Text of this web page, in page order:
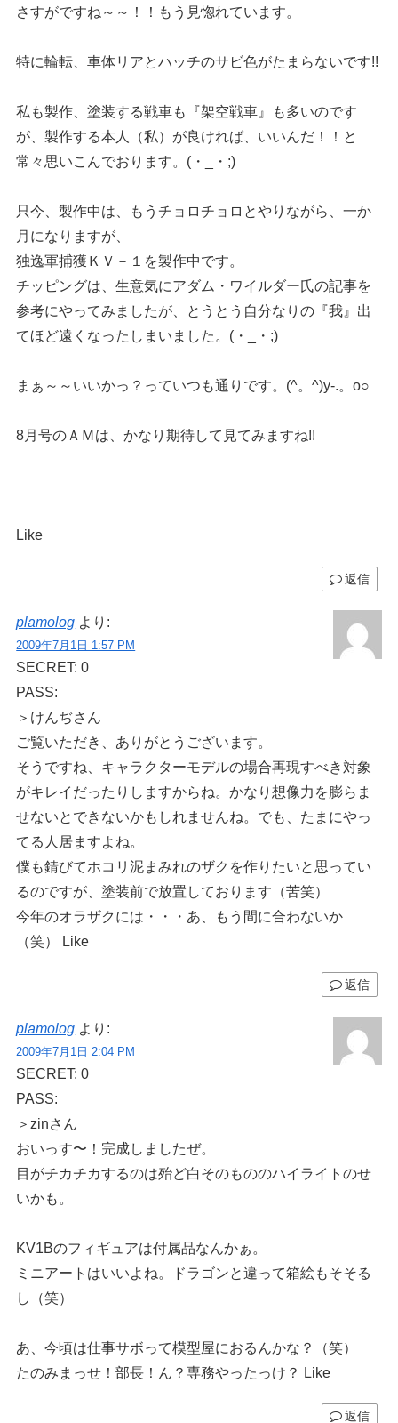
さすがですね～～！！もう見惚れています。
特に輪転、車体リアとハッチのサビ色がたまらないです!!
私も製作、塗装する戦車も『架空戦車』も多いのです
が、製作する本人（私）が良ければ、いいんだ！！と
常々思いこんでおります。(・_・;)
只今、製作中は、もうチョロチョロとやりながら、一か
月になりますが、
独逸軍捕獲ＫＶ－１を製作中です。
チッピングは、生意気にアダム・ワイルダー氏の記事を
参考にやってみましたが、とうとう自分なりの『我』出
てほど遠くなったしまいました。(・_・;)
まぁ～～いいかっ？っていつも通りです。(^。^)y-.。o○
8月号のＡＭは、かなり期待して見てみますね!!
Like
返信
plamolog より:
2009年7月1日 1:57 PM
SECRET: 0
PASS:
＞けんぢさん
ご覧いただき、ありがとうございます。
そうですね、キャラクターモデルの場合再現すべき対象
がキレイだったりしますからね。かなり想像力を膨らま
せないとできないかもしれませんね。でも、たまにやっ
てる人居ますよね。
僕も錆びてホコリ泥まみれのザクを作りたいと思ってい
るのですが、塗装前で放置しております（苦笑）
今年のオラザクには・・・あ、もう間に合わないか
（笑） Like
返信
plamolog より:
2009年7月1日 2:04 PM
SECRET: 0
PASS:
＞zinさん
おいっす〜！完成しましたぜ。
目がチカチカするのは殆ど白そのもののハイライトのせ
いかも。
KV1Bのフィギュアは付属品なんかぁ。
ミニアートはいいよね。ドラゴンと違って箱絵もそそる
し（笑）
あ、今頃は仕事サボって模型屋におるんかな？（笑）
たのみまっせ！部長！ん？専務やったっけ？ Like
返信